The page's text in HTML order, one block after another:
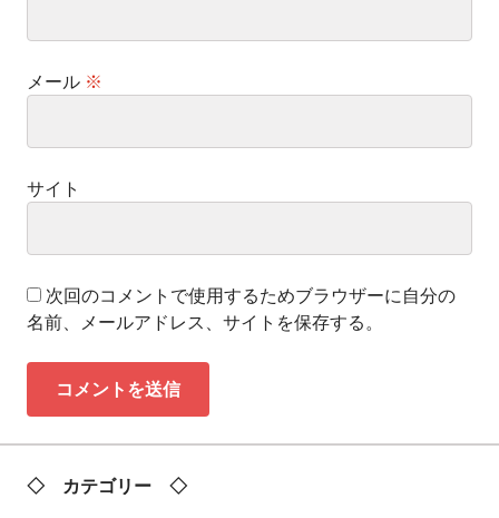
メール ※
サイト
次回のコメントで使用するためブラウザーに自分の
名前、メールアドレス、サイトを保存する。
◇ カテゴリー ◇